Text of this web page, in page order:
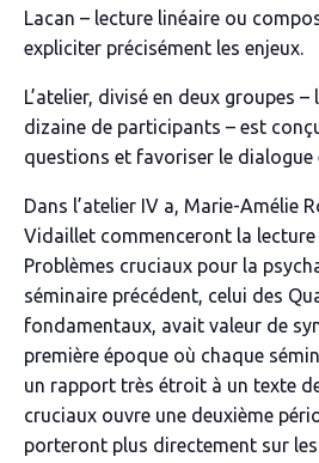
Lacan – lecture linéaire ou
expliciter précisément les enjeux.
L’atelier, divisé en deux groupes
dizaine de participants – est
questions et favoriser le dialogue
Dans l’atelier IV a, Marie-Amélie
Vidaillet commenceront la lecture
Problèmes cruciaux pour la
séminaire précédent, celui des
fondamentaux, avait valeur de
première époque où chaque
un rapport très étroit à un texte
cruciaux ouvre une deuxième
porteront plus directement sur